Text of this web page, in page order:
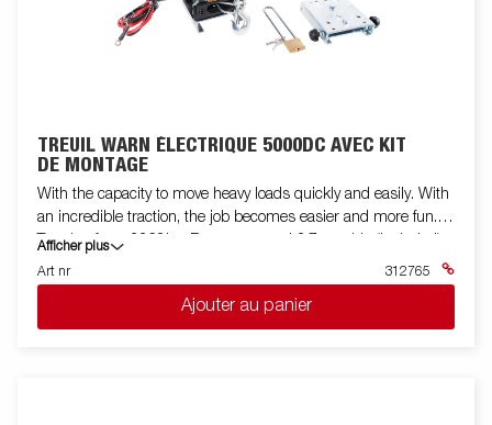
TREUIL WARN ÉLECTRIQUE 5000DC AVEC KIT
DE MONTAGE
With the capacity to move heavy loads quickly and easily. With
an incredible traction, the job becomes easier and more fun.
Traction force 2268kg, Remote control 3.7m cable (included).
Line 18.3 m. Motor: Permanent magnet. Brake: Dynamic and
mechanical. Voltage: 12 volts DC. Coupling (disengagement):
Via lever. Drum diameter: 7.62 cm. Gearbox: 3-stage planetary
gear. Lin leader: Hawse. Exchange: 216: 1
Afficher plus
Art nr
312765
Ajouter au panier